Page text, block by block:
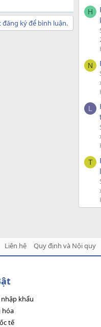
đăng ký để bình luận.
H
N
L
T
Liên hệ Quy định và Nội quy
khẩu
hóa
tế